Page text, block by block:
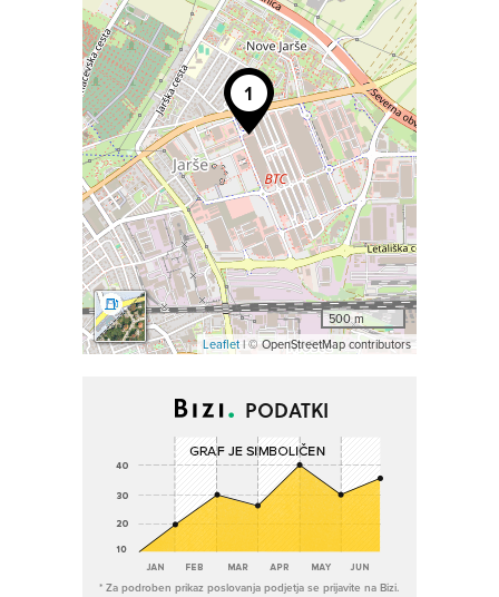
500 m
Leaflet| © OpenStreetMap contributors
PODATKI
* Za podroben prikaz poslovanja podjetja se prijavite na Bizi.